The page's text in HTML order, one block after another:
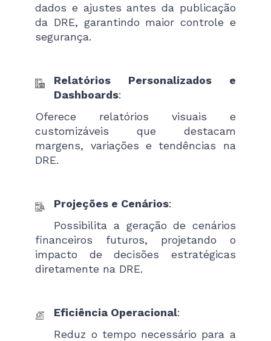
dados e ajustes antes da publicação
da DRE, garantindo maior controle e
segurança.
Relatórios Personalizados e
Dashboards:
Oferece relatórios visuais e
customizáveis que destacam
margens, variações e tendências na
DRE.
Projeções e Cenários:
Possibilita a geração de cenários
financeiros futuros, projetando o
impacto de decisões estratégicas
diretamente na DRE.
Eficiência Operacional:
Reduz o tempo necessário para a